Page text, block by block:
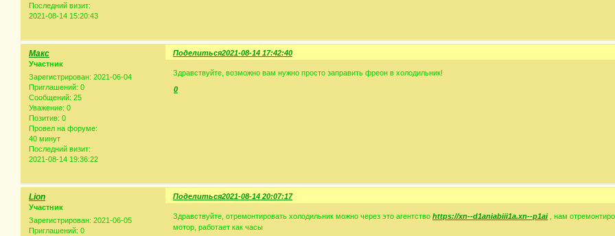
Последний визит:
2021-08-14 15:20:43
Поделиться2021-08-14 17:42:40
Макс
Участник
Зарегистрирован: 2021-06-04
Приглашений: 0
Сообщений: 25
Уважение: 0
Позитив: 0
Провел на форуме:
40 минут
Последний визит:
2021-08-14 19:36:22
Здравствуйте, возможно вам нужно просто заправить фреон в холодильник!
0
Поделиться2021-08-14 20:07:17
Lion
Участник
Зарегистрирован: 2021-06-05
Приглашений: 0
Здравствуйте, отремонтировать холодильник можно через это агентствоhttps://xn--d1aniabiii1a.xn--p1ai, нам
мотор, работает как часы